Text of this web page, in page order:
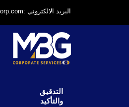
qatar@mbgcorp.com: البريد الالكتروني
التدقيق
والتأكيد